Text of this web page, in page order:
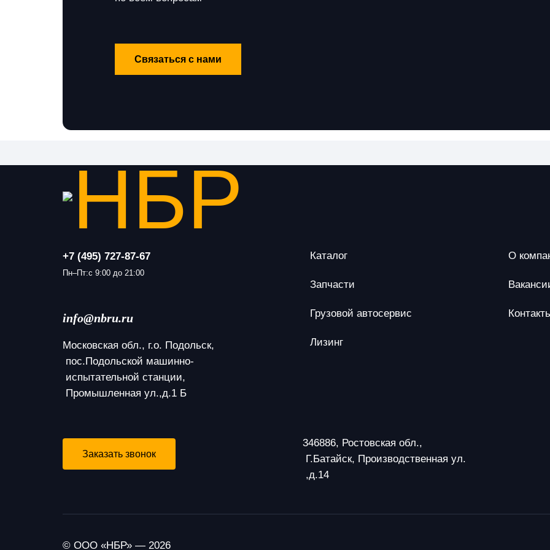
Связаться с нами
+7 (495) 727-87-67
Пн–Пт:с 9:00 до 21:00
info@nbru.ru
Московская обл., г.о. Подольск,
пос.Подольской машинно-
испытательной станции,
Промышленная ул.,д.1 Б
Каталог
Запчасти
Грузовой автосервис
Лизинг
О
Заказать звонок
346886, Ростовская обл.,
Г.Батайск, Производственная ул.
,д.14
© ООО «НБР» — 2026